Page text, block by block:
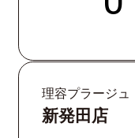
理容プラージュ
新発田店